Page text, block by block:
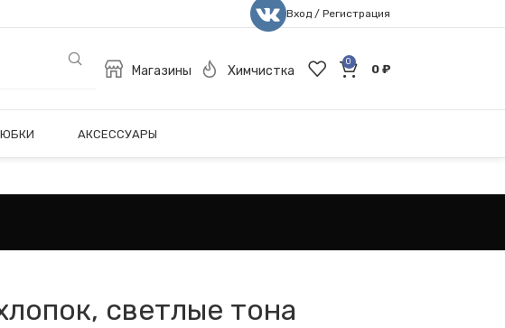
Вход / Регистрация
Магазины Химчистка
0
0 ₽
ЮБКИ АКСЕССУАРЫ
светлые тона